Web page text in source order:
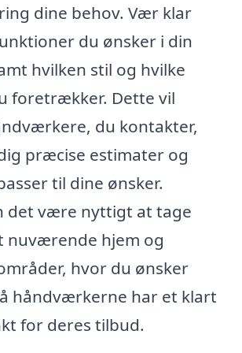
dine behov. Vær klar
du ønsker i din
hvilken stil og hvilke
foretrækker. Dette vil
du kontakter,
præcise estimater og
til dine ønsker.
det være nyttigt at tage
nuværende hjem og
hvor du ønsker
håndværkerne har et klart
for deres tilbud.